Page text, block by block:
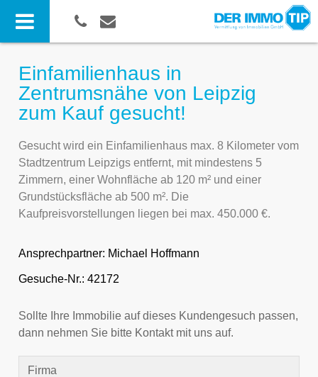
Einfamilienhaus in
Zentrumsnähe von Leipzig
zum Kauf gesucht!
Gesucht wird ein Einfamilienhaus max. 8 Kilometer vom
Stadtzentrum Leipzigs entfernt, mit mindestens 5
Zimmern, einer Wohnfläche ab 120 m² und einer
Grundstücksfläche ab 500 m². Die
Kaufpreisvorstellungen liegen bei max. 450.000 €.
Ansprechpartner: Michael Hoffmann
Gesuche-Nr.: 42172
Sollte Ihre Immobilie auf dieses Kundengesuch passen,
dann nehmen Sie bitte Kontakt mit uns auf.
Firma